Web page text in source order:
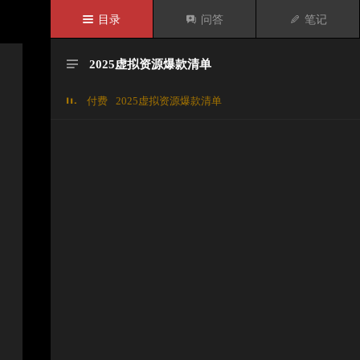
 目录  问答  笔记
 2025虚拟资源爆款清单
付费 2025虚拟资源爆款清单